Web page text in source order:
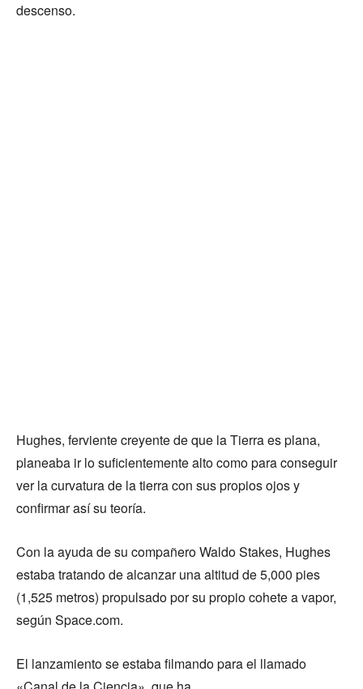
descenso.
Hughes, ferviente creyente de que la Tierra es plana,
planeaba ir lo suficientemente alto como para conseguir
ver la curvatura de la tierra con sus propios ojos y
confirmar así su teoría.
Con la ayuda de su compañero Waldo Stakes, Hughes
estaba tratando de alcanzar una altitud de 5,000 pies
(1,525 metros) propulsado por su propio cohete a vapor,
según Space.com.
El lanzamiento se estaba filmando para el llamado